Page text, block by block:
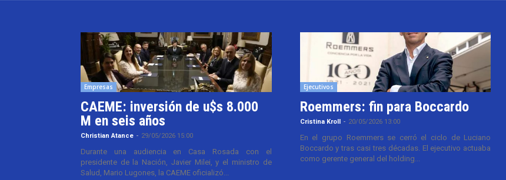
Empresas
CAEME: inversión de u$s 8.000
M en seis años
Christian Atance - 29/05/2026 15:00
Durante una audiencia en Casa Rosada con el
presidente de la Nación, Javier Milei, y el ministro de
Salud, Mario Lugones, la CAEME oficializó...
Ejecutivos
Roemmers: fin para Boccardo
Cristina Kroll - 20/05/2026 13:00
En el grupo Roemmers se cerró el ciclo de Luciano
Boccardo y tras casi tres décadas. El ejecutivo actuaba
como gerente general del holding...